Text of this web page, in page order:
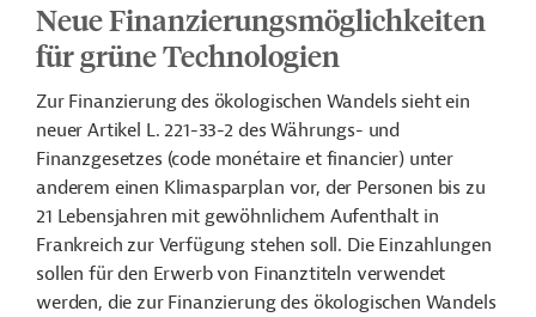
Neue Finanzierungsmöglichkeiten
für grüne Technologien
Zur Finanzierung des ökologischen Wandels sieht ein
neuer Artikel L. 221-33-2 des Währungs- und
Finanzgesetzes (code monétaire et financier) unter
anderem einen Klimasparplan vor, der Personen bis zu
21 Lebensjahren mit gewöhnlichem Aufenthalt in
Frankreich zur Verfügung stehen soll. Die Einzahlungen
sollen für den Erwerb von Finanztiteln verwendet
werden, die zur Finanzierung des ökologischen Wandels